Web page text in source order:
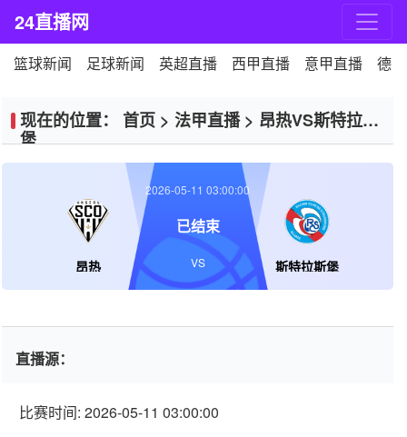
24直播网
篮球新闻 足球新闻 英超直播 西甲直播 意甲直播 德
现在的位置： 首页 > 法甲直播> 昂热VS斯特拉斯
堡
昂热 斯特拉斯堡
2026-05-11 03:00:00
已结束
VS
直播源：
比赛时间: 2026-05-11 03:00:00